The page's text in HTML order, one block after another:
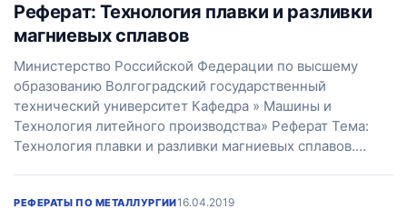
Реферат: Технология плавки и разливки
магниевых сплавов
Министерство Российской Федерации по высшему
образованию Волгоградский государственный
технический университет Кафедра » Машины и
Технология литейного производства» Реферат Тема:
Технология плавки и разливки магниевых сплавов.…
РЕФЕРАТЫ ПО МЕТАЛЛУРГИИ16.04.2019